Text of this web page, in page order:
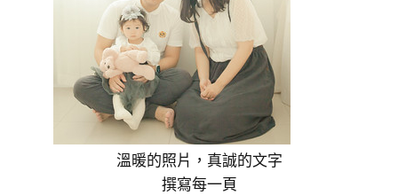
溫暖的照片，真誠的文字
撰寫每一頁